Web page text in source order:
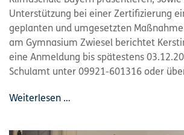
Unterstützung bei einer Zertifizierung
geplanten und umgesetzten
am Gymnasium Zwiesel berichtet
eine Anmeldung bis spätestens
Schulamt unter 09921-601316 oder
Weiterlesen …